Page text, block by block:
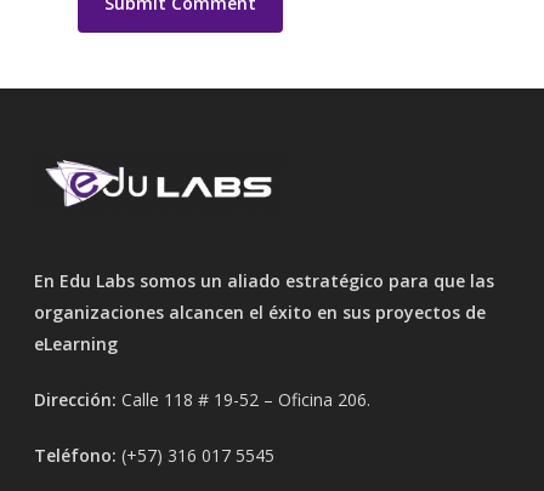
En Edu Labs somos un aliado estratégico para que las
organizaciones alcancen el éxito en sus proyectos de
eLearning
Dirección: Calle 118 # 19-52 – Oficina 206.
Teléfono: (+57) 316 017 5545